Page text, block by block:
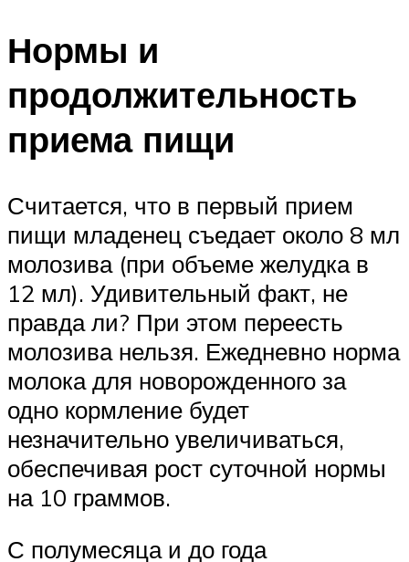
Нормы и
продолжительность
приема пищи
Считается, что в первый прием
пищи младенец съедает около 8 мл
молозива (при объеме желудка в
12 мл). Удивительный факт, не
правда ли? При этом переесть
молозива нельзя. Ежедневно норма
молока для новорожденного за
одно кормление будет
незначительно увеличиваться,
обеспечивая рост суточной нормы
на 10 граммов.
С полумесяца и до года